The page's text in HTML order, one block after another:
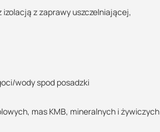
z zaprawy uszczelniającej,
wody spod posadzki
mas KMB, mineralnych i żywiczych
wątpliwości?